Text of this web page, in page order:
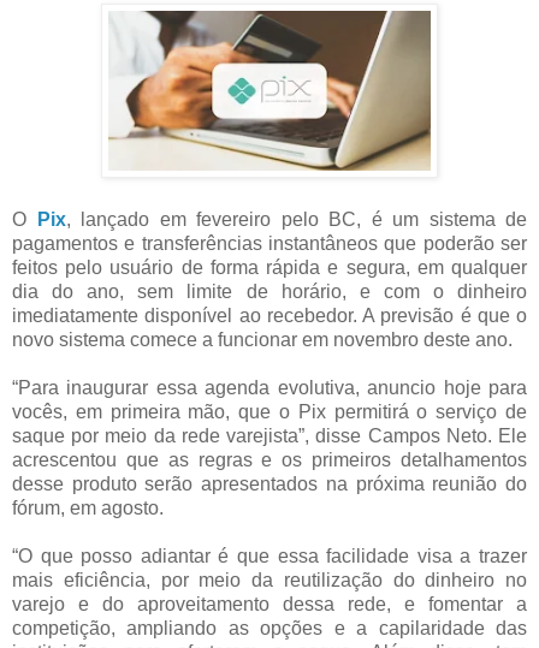
O Pix, lançado em fevereiro pelo BC, é um sistema de
pagamentos e transferências instantâneos que poderão ser
feitos pelo usuário de forma rápida e segura, em qualquer
dia do ano, sem limite de horário, e com o dinheiro
imediatamente disponível ao recebedor. A previsão é que o
novo sistema comece a funcionar em novembro deste ano.
“Para inaugurar essa agenda evolutiva, anuncio hoje para
vocês, em primeira mão, que o Pix permitirá o serviço de
saque por meio da rede varejista”, disse Campos Neto. Ele
acrescentou que as regras e os primeiros detalhamentos
desse produto serão apresentados na próxima reunião do
fórum, em agosto.
“O que posso adiantar é que essa facilidade visa a trazer
mais eficiência, por meio da reutilização do dinheiro no
varejo e do aproveitamento dessa rede, e fomentar a
competição, ampliando as opções e a capilaridade das